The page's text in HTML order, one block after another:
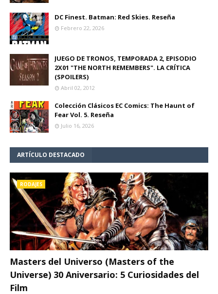
DC Finest. Batman: Red Skies. Reseña
Febrero 22, 2026
JUEGO DE TRONOS, TEMPORADA 2, EPISODIO
2X01 "THE NORTH REMEMBERS". LA CRÍTICA
(SPOILERS)
Abril 02, 2012
Colección Clásicos EC Comics: The Haunt of
Fear Vol. 5. Reseña
Julio 16, 2026
ARTÍCULO DESTACADO
RODAJES
Masters del Universo (Masters of the
Universe) 30 Aniversario: 5 Curiosidades del
Film